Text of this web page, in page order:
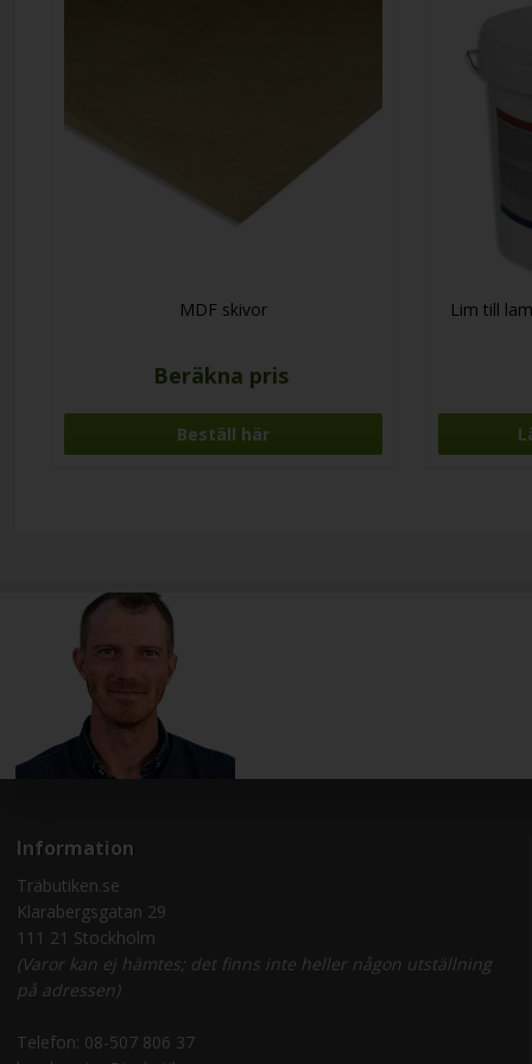
MDF skivor
Beräkna pris
Beställ här
Lim till
Information
Träbutiken.se
Klarabergsgatan 29
111 21 Stockholm
(Varor kan ej hämtes; det finns inte heller någon utställning
på adressen)
Telefon: 08-507 806 37